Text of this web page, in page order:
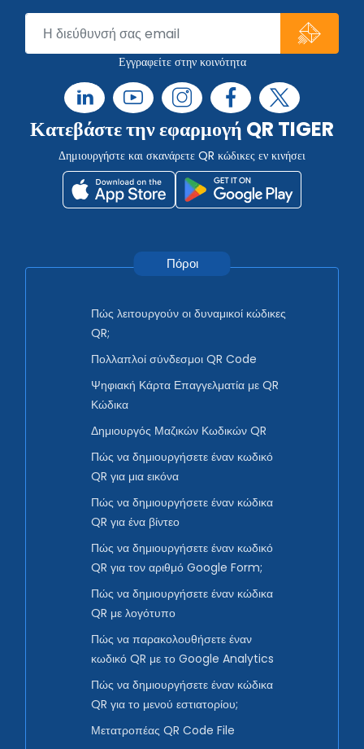
Εγγραφείτε στην κοινότητα
Κατεβάστε την εφαρμογή QR TIGER
Δημιουργήστε και σκανάρετε QR κώδικες εν κινήσει
Πόροι
Πώς λειτουργούν οι δυναμικοί κώδικες
QR;
Πολλαπλοί σύνδεσμοι QR Code
Ψηφιακή Κάρτα Επαγγελματία με QR
Κώδικα
Δημιουργός Μαζικών Κωδικών QR
Πώς να δημιουργήσετε έναν κωδικό
QR για μια εικόνα
Πώς να δημιουργήσετε έναν κώδικα
QR για ένα βίντεο
Πώς να δημιουργήσετε έναν κωδικό
QR για τον αριθμό Google Form;
Πώς να δημιουργήσετε έναν κώδικα
QR με λογότυπο
Πώς να παρακολουθήσετε έναν
κωδικό QR με το Google Analytics
Πώς να δημιουργήσετε έναν κώδικα
QR για το μενού εστιατορίου;
Μετατροπέας QR Code File